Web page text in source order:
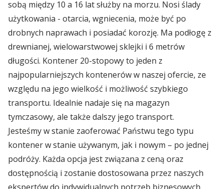
7016 ...
Omida Trade rozwija działalność na nowych
rynkach
Od rozmowy do imperium – początki Omida Trade
Wietrzenie magazynów! Kontenery teraz w
MEGAPROMOC...
Regulamin promocji „Summer Sale z Omida
Trade”
Branża budowlana
Branża elektroniczna
Branża magazynowa
Branża self-storage
Branża spedycyjna
Branża wulkanizacyjna
Kontenery Białystok
Kontenery Bydgoszcz
Kontenery Gdańsk
Kontenery Gdynia
Kontenery Katowice
Kontenery Kielce
Kontenery Kraków
Depoty
Współpraca
Dla Mediów
🇬🇧 English
sobą między 10 a 16 lat służby na morzu. Nosi ślady
użytkowania - otarcia, wgniecenia, może być po
drobnych naprawach i posiadać korozję. Ma podłogę z
drewnianej, wielowarstwowej sklejki i 6 metrów
długości. Kontener 20-stopowy to jeden z
najpopularniejszych kontenerów w naszej ofercie, ze
względu na jego wielkość i możliwość szybkiego
transportu. Idealnie nadaje się na magazyn
tymczasowy, ale także dalszy jego transport.
Jesteśmy w stanie zaoferować Państwu tego typu
kontener w stanie używanym, jak i nowym – po jednej
podróży. Każda opcja jest związana z ceną oraz
dostępnością i zostanie dostosowana przez naszych